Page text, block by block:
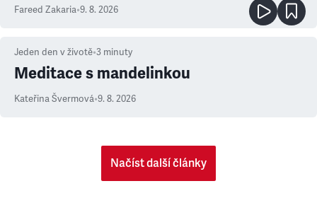
Fareed Zakaria•9. 8. 2026
Jeden den v životě•3 minuty
Meditace s mandelinkou
Kateřina Švermová•9. 8. 2026
Načíst další články